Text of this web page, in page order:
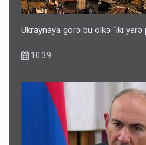
Ukraynaya görə bu ölkə “iki yerə
10:39